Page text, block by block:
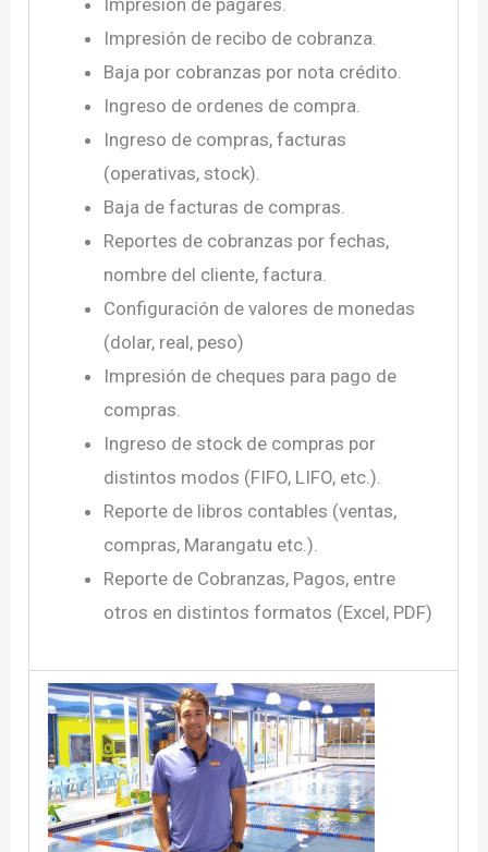
Impresión de pagares.
Impresión de recibo de cobranza.
Baja por cobranzas por nota crédito.
Ingreso de ordenes de compra.
Ingreso de compras, facturas
(operativas, stock).
Baja de facturas de compras.
Reportes de cobranzas por fechas,
nombre del cliente, factura.
Configuración de valores de monedas
(dolar, real, peso)
Impresión de cheques para pago de
compras.
Ingreso de stock de compras por
distintos modos (FIFO, LIFO, etc.).
Reporte de libros contables (ventas,
compras, Marangatu etc.).
Reporte de Cobranzas, Pagos, entre
otros en distintos formatos (Excel, PDF)